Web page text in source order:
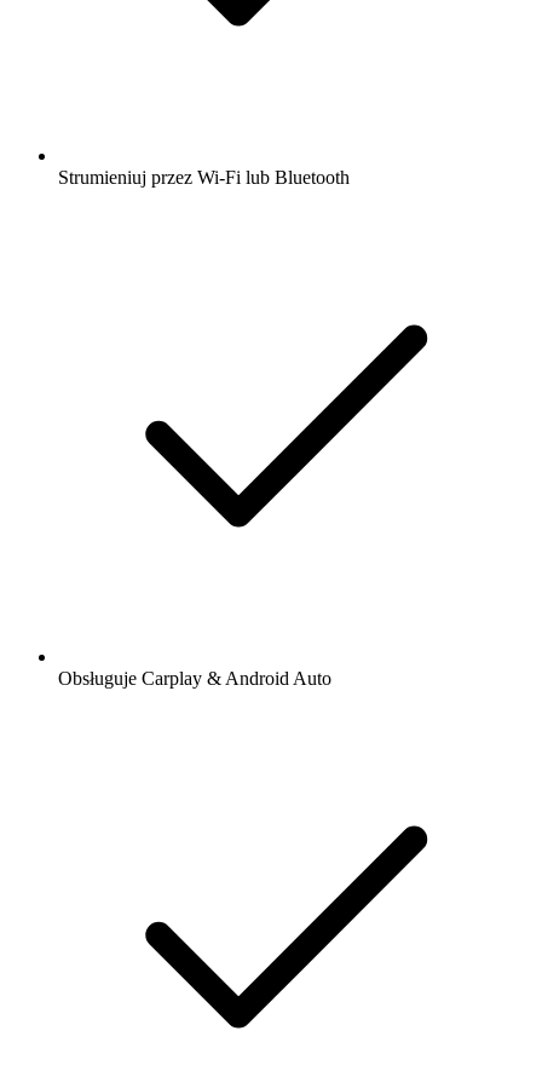
Strumieniuj przez Wi-Fi lub Bluetooth
Obsługuje Carplay & Android Auto